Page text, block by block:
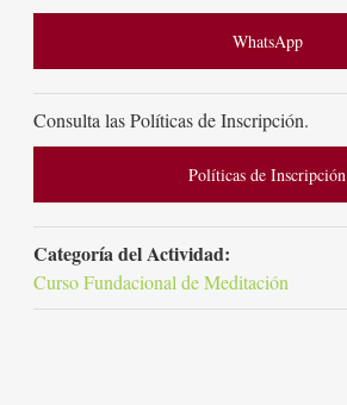
WhatsApp
Consulta las Políticas de Inscripción.
Políticas de Inscripción
Categoría del Actividad:
Curso Fundacional de Meditación